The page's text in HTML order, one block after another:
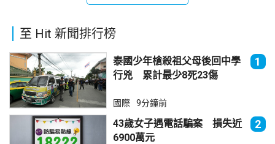
至 Hit 新聞排行榜
泰國少年槍殺祖父母後回中學
行兇 累計最少8死23傷
1
國際 9分鐘前
43歲女子遇電話騙案 損失近
6900萬元
2